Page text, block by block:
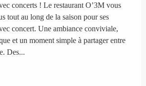
concerts ! Le restaurant O’3M vous
tout au long de la saison pour ses
concert. Une ambiance conviviale,
et un moment simple à partager entre
Des...